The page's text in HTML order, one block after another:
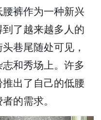
裤作为一种新兴
了越来越多人的
巷尾随处可见，
和秀场上。许多
出了自己的低腰
的需求。